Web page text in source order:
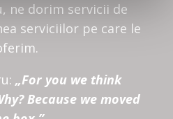
ne dorim servicii de
serviciilor pe care le
„For you we think
Because we moved